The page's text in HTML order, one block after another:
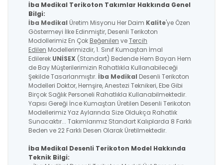
İba Medikal Terikoton Takımlar Hakkında Genel
Bilgi:
İba Medikal Üretim Misyonu Her Daim Kalite'ye Özen
Göstermeyi İlke Edinmiştir, Desenli Terikoton
Modollerimiz En Çok Beğenilen veTercih
Edilen Modellerimizdir, 1. Sınıf Kumaştan İmal
Edilerek UNİSEX (Standart) Bedende Hem Bayan Hem
de Bay Müşterilerimizin Rahatlıkla Kullanabileceği
Şekilde Tasarlanmıştır. İba Medikal Desenli Terikoton
Modelleri Doktor, Hemşire, Anestezi Teknikeri, Ebe Gibi
Birçok Sağlık Personeli Rahatlıkla Kullanabilmektedir.
Yapısı Gereği İnce Kumaştan Üretilen Desenli Terikoton
Modellerimiz Yaz Aylarında Size Oldukça Rahatlık
Sunacaktır... Takımlarımız Standart Kalıplarda 8 Farklı
Beden ve 22 Farklı Desen Olarak Üretilmektedir.
İba Medikal Desenli Terikoton Model Hakkında
Teknik Bilgi: